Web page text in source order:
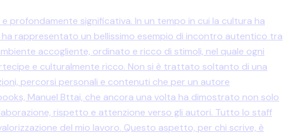
profondamente significativa. In un tempo in cui la cultura ha
rappresentato un bellissimo esempio di incontro autentico tra
accogliente, ordinato e ricco di stimoli, nel quale ogni
e culturalmente ricco. Non si è trattato soltanto di una
percorsi personali e contenuti che per un autore
Manuel Bttai, che ancora una volta ha dimostrato non solo
rispetto e attenzione verso gli autori. Tutto lo staff
del mio lavoro. Questo aspetto, per chi scrive, è